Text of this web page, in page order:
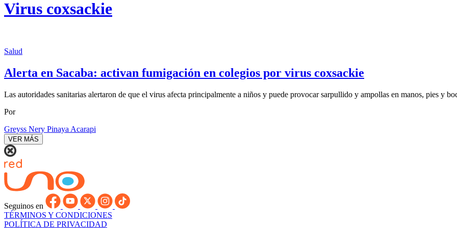
Virus coxsackie
Salud
Alerta en Sacaba: activan fumigación en colegios por virus coxsackie
Las autoridades sanitarias alertaron de que el virus afecta principalmente a niños y puede provocar sarpullido y ampollas en manos, pies y
Por
Greyss Nery Pinaya Acarapi
VER MÁS
Seguinos en
TÉRMINOS Y CONDICIONES
POLÍTICA DE PRIVACIDAD